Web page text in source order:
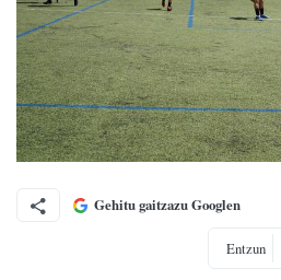
Gehitu gaitzazu Googlen
Entzun